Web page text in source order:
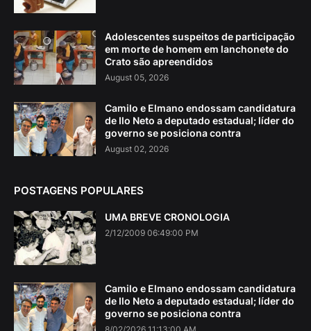
Adolescentes suspeitos de participação
em morte de homem em lanchonete do
Crato são apreendidos
August 05, 2026
Camilo e Elmano endossam candidatura
de Ilo Neto a deputado estadual; líder do
governo se posiciona contra
August 02, 2026
POSTAGENS POPULARES
UMA BREVE CRONOLOGIA
2/12/2009 06:49:00 PM
Camilo e Elmano endossam candidatura
de Ilo Neto a deputado estadual; líder do
governo se posiciona contra